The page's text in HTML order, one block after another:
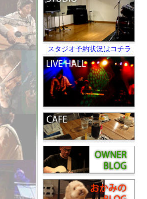
スタジオ予約状況はコチラ